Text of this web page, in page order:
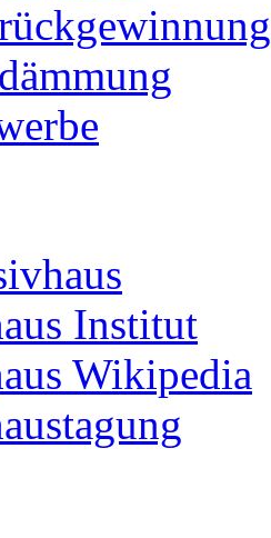
Institut
Wikipedia